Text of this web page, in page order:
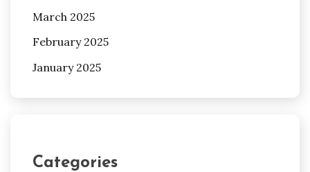
March 2025
February 2025
January 2025
Categories